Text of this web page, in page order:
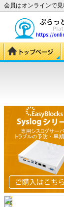
会員はオンラインで